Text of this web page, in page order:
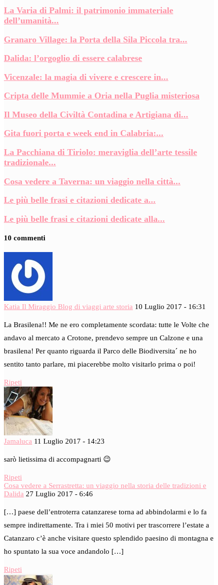
La Varia di Palmi: il patrimonio immateriale
dell’umanità...
Granaro Village: la Porta della Sila Piccola tra...
Dalida: l’orgoglio di essere calabrese
Vicenzale: la magia di vivere e crescere in...
Cripta delle Mummie a Oria nella Puglia misteriosa
Il Museo della Civiltà Contadina e Artigiana di...
Gita fuori porta e week end in Calabria:...
La Pacchiana di Tiriolo: meraviglia dell’arte tessile
tradizionale...
Cosa vedere a Taverna: un viaggio nella città...
Le più belle frasi e citazioni dedicate a...
Le più belle frasi e citazioni dedicate alla...
10 commenti
Katia Il Miraggio Blog di viaggi arte storia 10 Luglio 2017 - 16:31
La Brasilena!! Me ne ero completamente scordata: tutte le Volte che
andavo al mercato a Crotone, prendevo sempre un Calzone e una
brasilena! Per quanto riguarda il Parco delle Biodiversita´ ne ho
sentito tanto parlare, mi piacerebbe molto visitarlo prima o poi!
Ripeti
Jamaluca 11 Luglio 2017 - 14:23
sarò lietissima di accompagnarti 😉
Ripeti
Cosa vedere a Serrastretta: un viaggio nella storia delle tradizioni e
Dalida 27 Luglio 2017 - 6:46
[…] paese dell’entroterra catanzarese torna ad abbindolarmi e lo fa
sempre indirettamente. Tra i miei 50 motivi per trascorrere l’estate a
Catanzaro c’è anche visitare questo splendido paesino di montagna e
ho spuntato la sua voce andandolo […]
Ripeti